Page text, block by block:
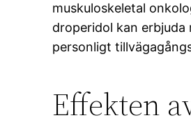
muskuloskeletal
droperidol kan
personligt
Effekten